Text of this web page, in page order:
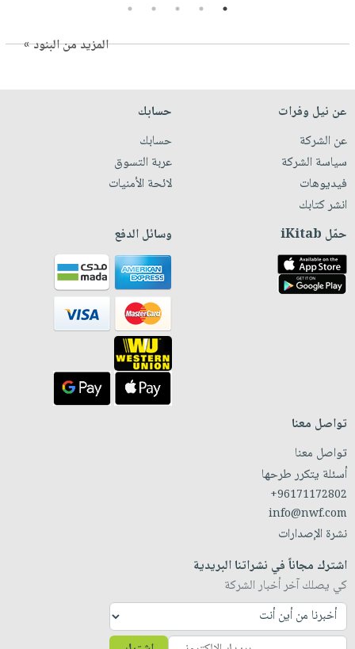
1
2
3
4
5
المزيد من البنود »
عن نيل وفرات
عن الشركة
سياسة الشركة
فيديوهات
انشر كتابك
حسابك
حسابك
عربة التسوق
لائحة الأمنيات
حمّل iKitab وسائل الدفع
تواصل معنا
تواصل معنا
أسئلة يتكرر طرحها
+96171172802
info@nwf.com
نشرة الإصدارات
اشترك مجاناً في نشراتنا البريدية
كي يصلك آخر أخبار الشركة